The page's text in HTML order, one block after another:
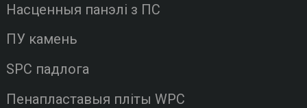
Насценныя панэлі з ПС
ПУ камень
SPC падлога
Пенапластавыя пліты WPC